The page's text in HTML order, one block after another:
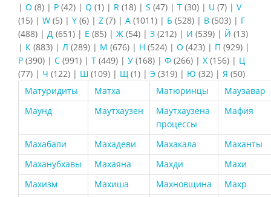
| O (8) | P (42) | Q (1) | R (18) | S (47) | T (30) | U (7) | V
(15) | W (5) | Y (6) | Z (7) | А (1011) | Б (528) | В (503) | Г
(488) | Д (651) | Е (85) | Ж (54) | З (212) | И (539) | Й (13)
| К (883) | Л (289) | М (676) | Н (524) | О (423) | П (929) |
Р (390) | С (991) | Т (449) | У (168) | Ф (266) | Х (156) | Ц
(77) | Ч (122) | Ш (109) | Щ (1) | Э (319) | Ю (32) | Я (50)
Матуридиты
Матха Матюринцы
Маузавар
Маунд
Маутхаузен
Маутхаузена
процессы
Мафия
Махабали Махадеви Махакала
Маханты
Маханубхавы
Махаяна Махди
Махи
Махизм
Махиша Махновщина
Махр